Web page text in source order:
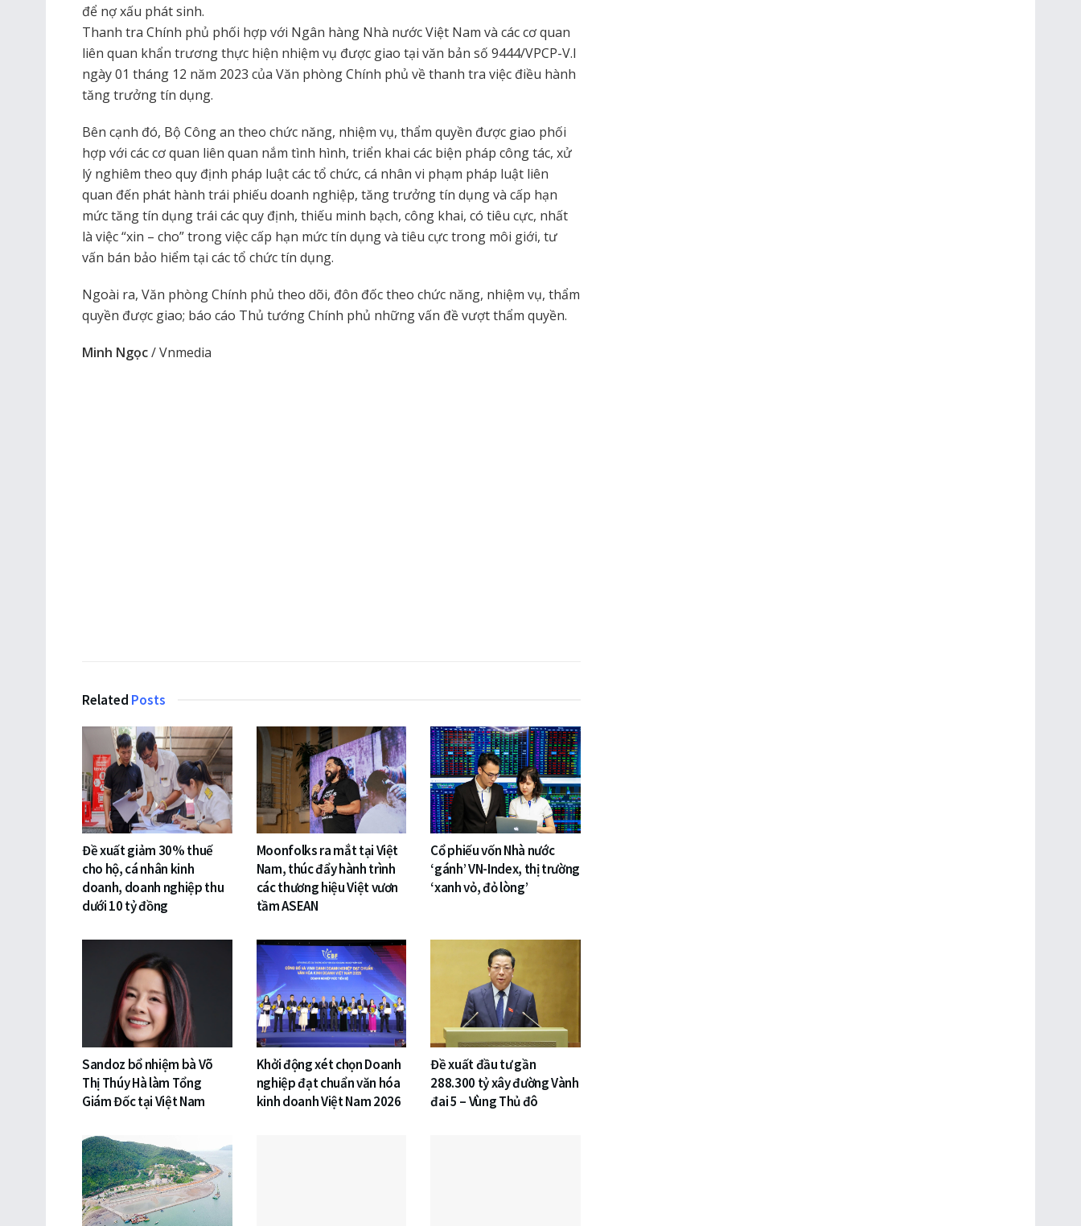
để nợ xấu phát sinh.
Thanh tra Chính phủ phối hợp với Ngân hàng Nhà nước Việt Nam và các cơ quan
liên quan khẩn trương thực hiện nhiệm vụ được giao tại văn bản số 9444/VPCP-V.I
ngày 01 tháng 12 năm 2023 của Văn phòng Chính phủ về thanh tra việc điều hành
tăng trưởng tín dụng.
Bên cạnh đó, Bộ Công an theo chức năng, nhiệm vụ, thẩm quyền được giao phối
hợp với các cơ quan liên quan nắm tình hình, triển khai các biện pháp công tác, xử
lý nghiêm theo quy định pháp luật các tổ chức, cá nhân vi phạm pháp luật liên
quan đến phát hành trái phiếu doanh nghiệp, tăng trưởng tín dụng và cấp hạn
mức tăng tín dụng trái các quy định, thiếu minh bạch, công khai, có tiêu cực, nhất
là việc “xin – cho” trong việc cấp hạn mức tín dụng và tiêu cực trong môi giới, tư
vấn bán bảo hiểm tại các tổ chức tín dụng.
Ngoài ra, Văn phòng Chính phủ theo dõi, đôn đốc theo chức năng, nhiệm vụ, thẩm
quyền được giao; báo cáo Thủ tướng Chính phủ những vấn đề vượt thẩm quyền.
Minh Ngọc/ Vnmedia
Related Posts
Đề xuất giảm 30% thuế
cho hộ, cá nhân kinh
doanh, doanh nghiệp thu
dưới 10 tỷ đồng
Moonfolks ra mắt tại Việt
Nam, thúc đẩy hành trình
các thương hiệu Việt vươn
tầm ASEAN
Cổ phiếu vốn Nhà nước
‘gánh’ VN-Index, thị trường
‘xanh vỏ, đỏ lòng’
Sandoz bổ nhiệm bà Võ
Thị Thúy Hà làm Tổng
Giám Đốc tại Việt Nam
Khởi động xét chọn Doanh
nghiệp đạt chuẩn văn hóa
kinh doanh Việt Nam 2026
Đề xuất đầu tư gần
288.300 tỷ xây đường Vành
đai 5 – Vùng Thủ đô